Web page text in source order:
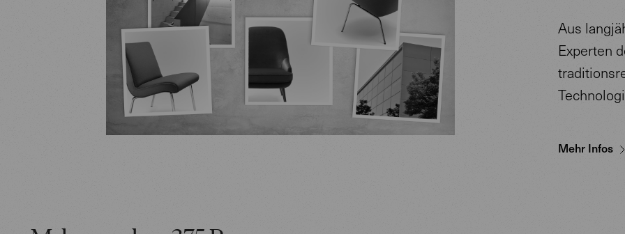
Aus
Experten
Mehr Infos